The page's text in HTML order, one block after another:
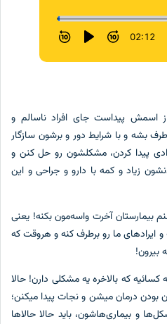
پیداست جای افراد ناسالم و
و با شرایط دور و برشون سازگار
کردن، مشکلشون رو حل کنن و
و کمه با دارو و جراحی و این
آخرت واسه‌مون بکنه! یعنی
ما رو برطرف کنه و هروقت که
که بالاخره یه مشکلی دارن! حالا
درمان میشن و نجات پیدا میکنن؛
باید حالا حالاها